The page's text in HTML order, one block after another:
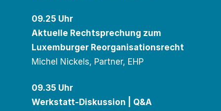
09.25 Uhr
Aktuelle Rechtsprechung zum
Luxemburger Reorganisationsrecht
Michel Nickels, Partner, EHP
09.35 Uhr
Werkstatt-Diskussion | Q&A